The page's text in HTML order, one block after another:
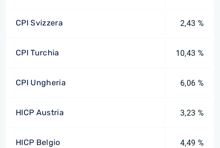
CPI Svizzera 2,43 %
CPI Turchia 10,43 %
CPI Ungheria 6,06 %
HICP Austria 3,23 %
HICP Belgio 4,49 %